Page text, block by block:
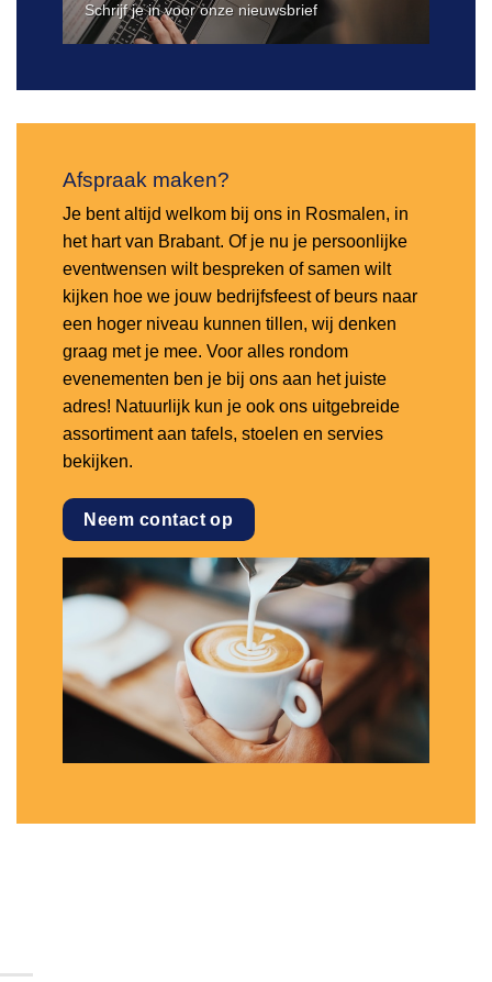
Schrijf je in voor onze nieuwsbrief
Afspraak maken?
Je bent altijd welkom bij ons in Rosmalen, in
het hart van Brabant. Of je nu je persoonlijke
eventwensen wilt bespreken of samen wilt
kijken hoe we jouw bedrijfsfeest of beurs naar
een hoger niveau kunnen tillen, wij denken
graag met je mee. Voor alles rondom
evenementen ben je bij ons aan het juiste
adres! Natuurlijk kun je ook ons uitgebreide
assortiment aan tafels, stoelen en servies
bekijken.
Neem contact op